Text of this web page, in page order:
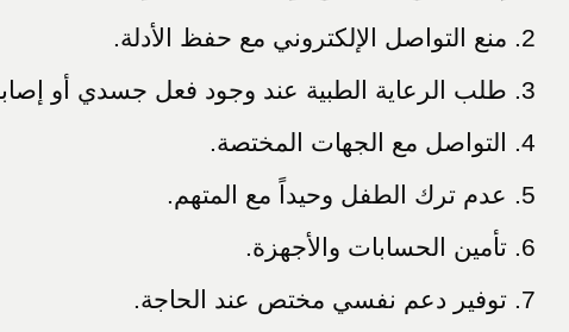
منع التواصل الإلكتروني مع حفظ الأدلة.
طلب الرعاية الطبية عند وجود فعل جسدي أو
التواصل مع الجهات المختصة.
عدم ترك الطفل وحيداً مع المتهم.
تأمين الحسابات والأجهزة.
توفير دعم نفسي مختص عند الحاجة.